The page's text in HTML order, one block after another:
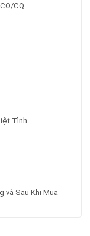
CQ
Tình
và Sau Khi Mua